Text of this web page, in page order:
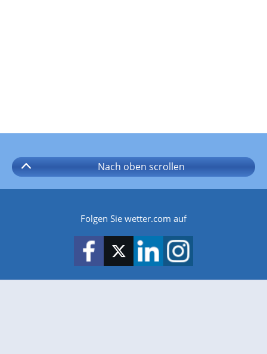
Nach oben scrollen
Folgen Sie wetter.com auf